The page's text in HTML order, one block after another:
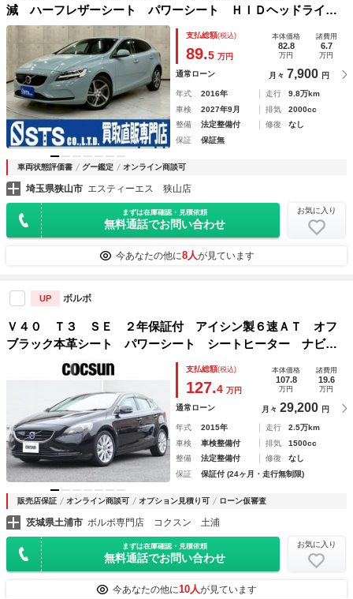
減 ハーフレザーシート パワーシート ＨＩＤヘッドライ
ト 純正１７ＡＷ 純正ナビ Ｂｌｕｅｔｏｏｔｈ バックモ
ニター ステアスイッチ レーダークルーズ スマートキー
ＥＴＣ
支払総額(税込)
89.5 万円
本体価格
82.8
万円
諸費用
6.7
万円
通常ローン 月々 7,900 円
年式 2016年 走行
9.8万km
車検
2027年9月 排気
2000cc
整備
法定整備付 修復
なし
保証
保証無
車両状態評価書 グー鑑定 オンライン商談可
埼玉県狭山市 エスティーエス 狭山店
まずは在庫確認・見積依頼
無料通話でお問い合わせ
お気に入り
今あなたの他に8人が見ています
UP ボルボ
Ｖ４０ Ｔ３ ＳＥ ２年保証付 アイシン製６速ＡＴ オフ
ブラック本革シート パワーシート シートヒーター ナビゲ
ーション リアビューカメラ キーレスドライブ １７インチ
アルミホイール ドライブレコーダー 禁煙車
支払総額(税込)
127.4 万円
本体価格
107.8
万円
諸費用
19.6
万円
通常ローン 月々 29,200 円
年式 2015年 走行
2.5万km
車検
車検整備付 排気
1500cc
整備
法定整備付 修復
なし
保証
保証付 (24ヶ月・走行無制限)
販売店保証 オンライン商談可 オプション見積り可 ローン仮審査
茨城県土浦市 ボルボ専門店 コクスン 土浦
まずは在庫確認・見積依頼
無料通話でお問い合わせ
お気に入り
今あなたの他に10人が見ています